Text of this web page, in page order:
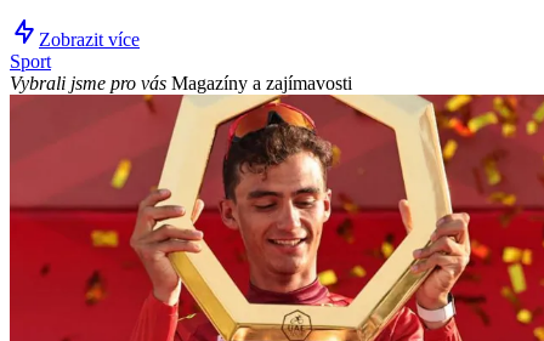
Zobrazit více
Sport
Vybrali jsme pro vás Magazíny a zajímavosti